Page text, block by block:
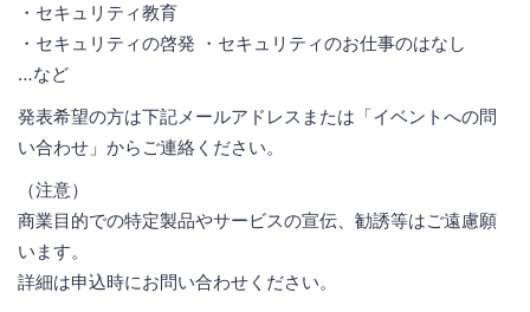
・セキュリティ教育
・セキュリティの啓発 ・セキュリティのお仕事のはなし
…など
発表希望の方は下記メールアドレスまたは「イベントへの問
い合わせ」からご連絡ください。
（注意）
商業目的での特定製品やサービスの宣伝、勧誘等はご遠慮願
います。
詳細は申込時にお問い合わせください。